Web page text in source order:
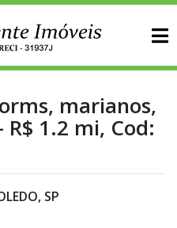
marianos,
R$ 1.2 mi, Cod:
SP